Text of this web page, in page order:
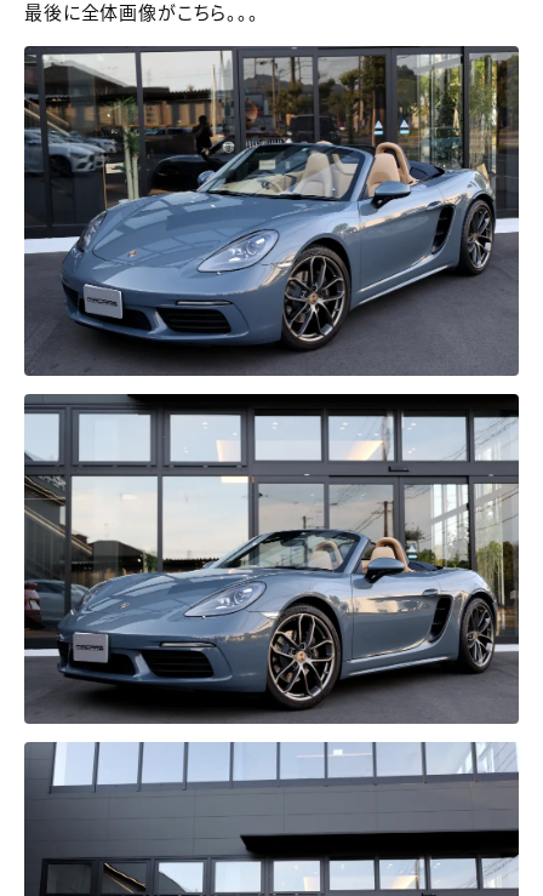
最後に全体画像がこちら。。。